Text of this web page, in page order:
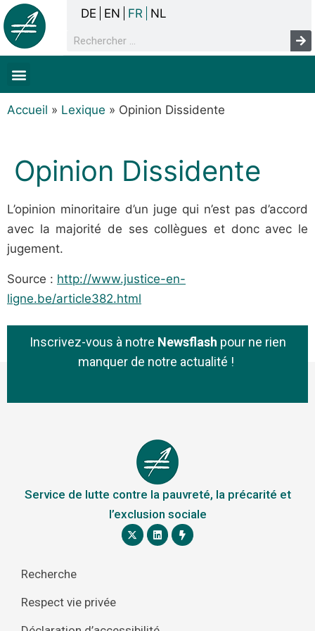
DE EN FR NL
Accueil » Lexique » Opinion Dissidente
Opinion Dissidente
L’opinion minoritaire d’un juge qui n’est pas d’accord
avec la majorité de ses collègues et donc avec le
jugement.
Source : http://www.justice-en-
ligne.be/article382.html
Inscrivez-vous à notre Newsflash pour ne rien
manquer de notre actualité !
Service de lutte contre la pauvreté, la précarité et
l’exclusion sociale
Recherche
Respect vie privée